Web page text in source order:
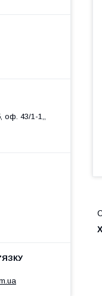
оф. 43/1-1,,